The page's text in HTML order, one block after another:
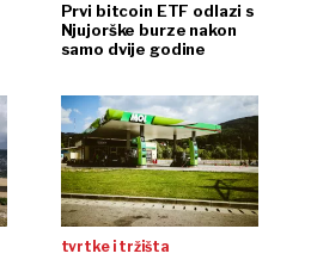
Prvi bitcoin ETF odlazi s
Njujorške burze nakon
samo dvije godine
tvrtke i tržišta